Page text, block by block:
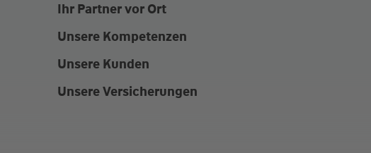
Ihr Partner vor Ort
Unsere Kompetenzen
Unsere Kunden
Unsere Versicherungen